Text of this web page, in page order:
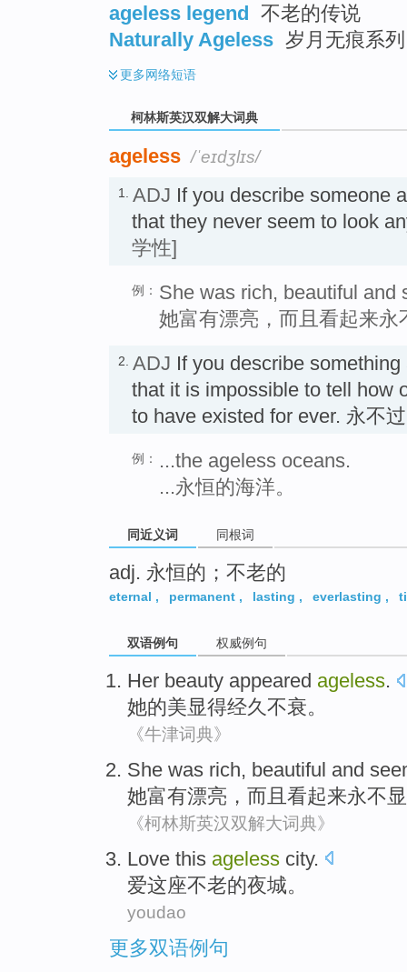
ageless legend 不老的传说
Naturally Ageless 岁月无痕系列
更多网络短语
柯林斯英汉双解大词典
ageless /ˈeɪdʒlɪs/
1. ADJ If you describe someone
that they never seem to look
学性]
例： She was rich, beautiful and
她富有漂亮，而且看起来永
2. ADJ If you describe
that it is impossible to tell how
to have existed for ever. 永不
例：
...the ageless oceans.
...永恒的海洋。
同近义词 同根词
adj. 永恒的；不老的
eternal , permanent , lasting , everlasting ,
双语例句 权威例句
Her beauty appeared ageless.
她的美显得经久不衰。
《牛津词典》
She was rich, beautiful and
她富有漂亮 ， 而且 看起来永不
《柯林斯英汉双解大词典》
Love this ageless city.
爱这座不老的夜城。
youdao
更多双语例句